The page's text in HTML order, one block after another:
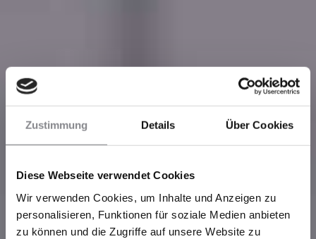
Zustimmung Details Über Cookies
Diese Webseite verwendet Cookies
Wir verwenden Cookies, um Inhalte und Anzeigen zu
personalisieren, Funktionen für soziale Medien anbieten
zu können und die Zugriffe auf unsere Website zu